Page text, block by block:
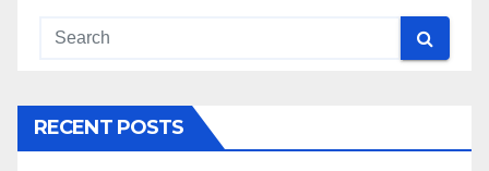
RECENT POSTS